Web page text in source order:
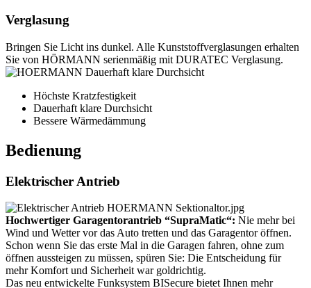
Verglasung
Bringen Sie Licht ins dunkel. Alle Kunststoffverglasungen erhalten
Sie von HÖRMANN serienmäßig mit DURATEC Verglasung.
Höchste Kratzfestigkeit
Dauerhaft klare Durchsicht
Bessere Wärmedämmung
Bedienung
Elektrischer Antrieb
Hochwertiger Garagentorantrieb “SupraMatic“: Nie mehr bei
Wind und Wetter vor das Auto tretten und das Garagentor öffnen.
Schon wenn Sie das erste Mal in die Garagen fahren, ohne zum
öffnen aussteigen zu müssen, spüren Sie: Die Entscheidung für
mehr Komfort und Sicherheit war goldrichtig.
Das neu entwickelte Funksystem BISecure bietet Ihnen mehr